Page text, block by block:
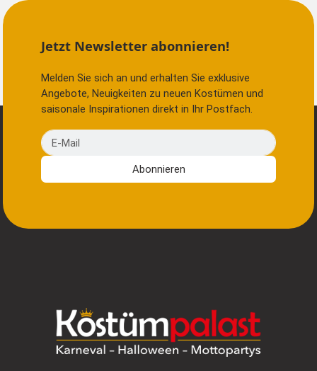
Jetzt Newsletter abonnieren!
Melden Sie sich an und erhalten Sie exklusive
Angebote, Neuigkeiten zu neuen Kostümen und
saisonale Inspirationen direkt in Ihr Postfach.
E-Mail
Abonnieren